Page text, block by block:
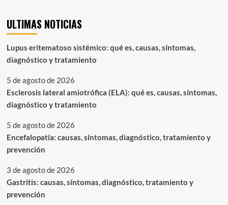
ULTIMAS NOTICIAS
Lupus eritematoso sistémico: qué es, causas, síntomas,
diagnóstico y tratamiento
5 de agosto de 2026
Esclerosis lateral amiotrófica (ELA): qué es, causas, síntomas,
diagnóstico y tratamiento
5 de agosto de 2026
Encefalopatía: causas, síntomas, diagnóstico, tratamiento y
prevención
3 de agosto de 2026
Gastritis: causas, síntomas, diagnóstico, tratamiento y
prevención